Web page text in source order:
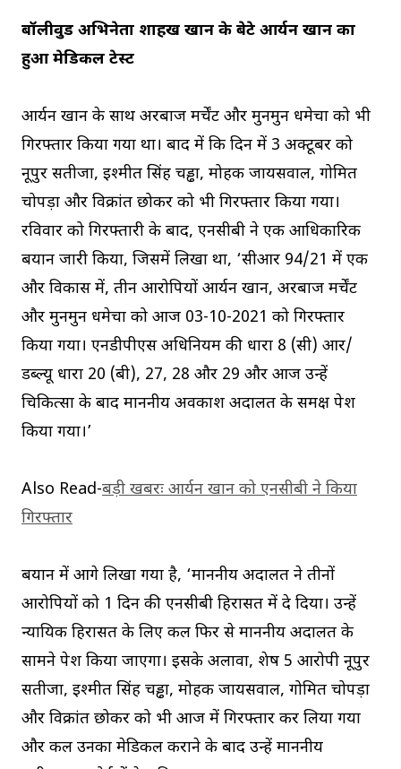
बॉलीवुड अभिनेता शाहरुख खान के बेटे आर्यन खान का
हुआ मेडिकल टेस्ट
आर्यन खान के साथ अरबाज मर्चेंट और मुनमुन धमेचा को भी
गिरफ्तार किया गया था। बाद में कि दिन में 3 अक्टूबर को
नूपुर सतीजा, इश्मीत सिंह चड्ढा, मोहक जायसवाल, गोमित
चोपड़ा और विक्रांत छोकर को भी गिरफ्तार किया गया।
रविवार को गिरफ्तारी के बाद, एनसीबी ने एक आधिकारिक
बयान जारी किया, जिसमें लिखा था, ‘सीआर 94/21 में एक
और विकास में, तीन आरोपियों आर्यन खान, अरबाज मर्चेंट
और मुनमुन धमेचा को आज 03-10-2021 को गिरफ्तार
किया गया। एनडीपीएस अधिनियम की धारा 8 (सी) आर/
डब्ल्यू धारा 20 (बी), 27, 28 और 29 और आज उन्हें
चिकित्सा के बाद माननीय अवकाश अदालत के समक्ष पेश
किया गया।’
Also Read-बड़ी खबरः आर्यन खान को एनसीबी ने किया
गिरफ्तार
बयान में आगे लिखा गया है, ‘माननीय अदालत ने तीनों
आरोपियों को 1 दिन की एनसीबी हिरासत में दे दिया। उन्हें
न्यायिक हिरासत के लिए कल फिर से माननीय अदालत के
सामने पेश किया जाएगा। इसके अलावा, शेष 5 आरोपी नूपुर
सतीजा, इश्मीत सिंह चड्ढा, मोहक जायसवाल, गोमित चोपड़ा
और विक्रांत छोकर को भी आज में गिरफ्तार कर लिया गया
और कल उनका मेडिकल कराने के बाद उन्हें माननीय